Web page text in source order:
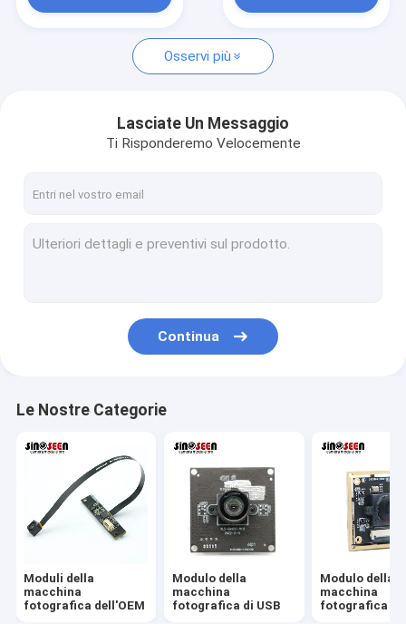
Moduli della macchina fotografica dell'OEM
Modulo globale della macchina fotografica dell'otturatore
Modulo doppio della macchina fotografica della lente
Modulo della macchina fotografica di riconoscimento di
modulo del webcam del computer portatile
1MP Camera Module
Osservi più
Lasciate Un Messaggio
Ti Risponderemo Velocemente
Continua
Le Nostre Categorie
Moduli della
macchina
fotografica dell'OEM
Modulo della
macchina
fotografica di USB
Modulo della
macchina
fotografica di